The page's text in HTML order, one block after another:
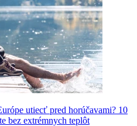
utiecť pred horúčavami? 10
bez extrémnych teplôt